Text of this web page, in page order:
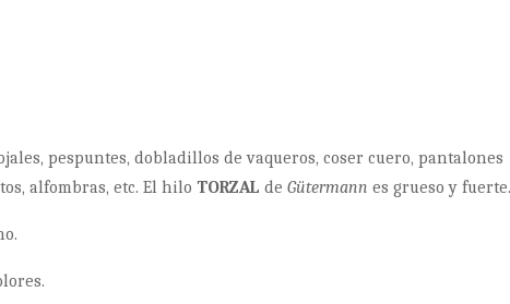
pespuntes, dobladillos de vaqueros, coser cuero, pantalones
alfombras, etc. El hilo TORZAL deGütermann es grueso y